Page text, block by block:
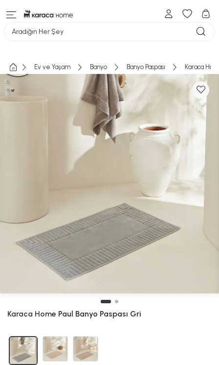
Aradığın Her Şey
Ev ve Yaşam Banyo Banyo Paspası Karaca
Karaca Home Paul Banyo Paspası Gri